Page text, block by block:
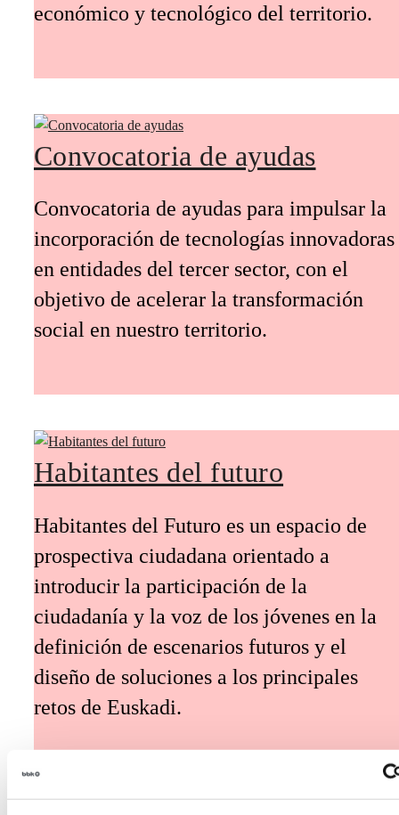
económico y tecnológico del territorio.
Convocatoria de ayudas
Convocatoria de ayudas para impulsar la
incorporación de tecnologías innovadoras
en entidades del tercer sector, con el
objetivo de acelerar la transformación
social en nuestro territorio.
Habitantes del futuro
Habitantes del Futuro es un espacio de
prospectiva ciudadana orientado a
introducir la participación de la
ciudadanía y la voz de los jóvenes en la
definición de escenarios futuros y el
diseño de soluciones a los principales
retos de Euskadi.